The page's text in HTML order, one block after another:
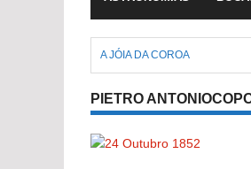
A JÓIA DA COROA
PIETRO